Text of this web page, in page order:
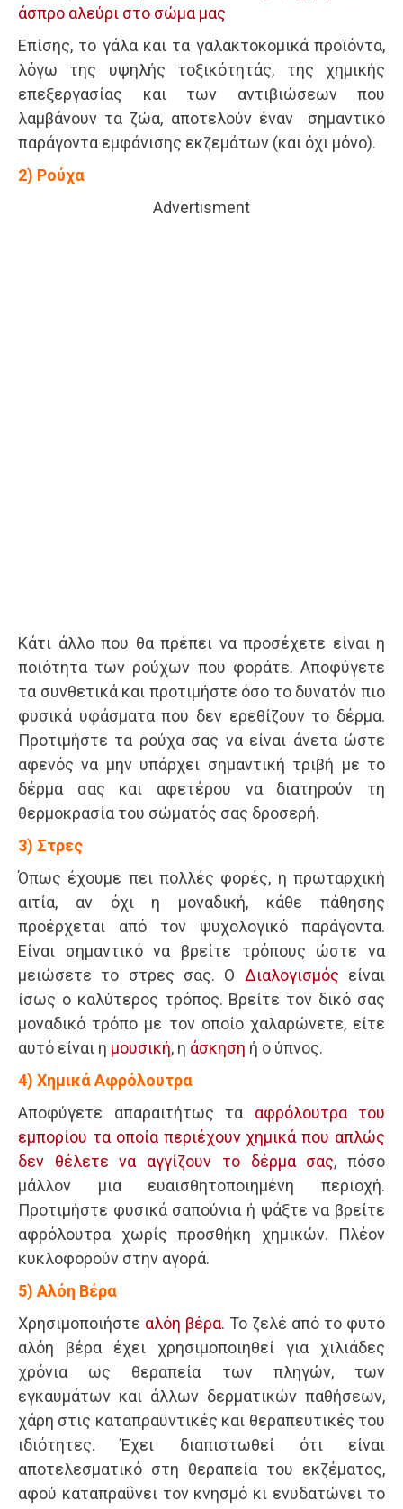
άσπρο αλεύρι στο σώμα μας
Επίσης, το γάλα και τα γαλακτοκομικά προϊόντα,
λόγω της υψηλής τοξικότητάς, της χημικής
επεξεργασίας και των αντιβιώσεων που
λαμβάνουν τα ζώα, αποτελούν έναν σημαντικό
παράγοντα εμφάνισης εκζεμάτων (και όχι μόνο).
2) Ρούχα
Advertisment
Κάτι άλλο που θα πρέπει να προσέχετε είναι η
ποιότητα των ρούχων που φοράτε. Αποφύγετε
τα συνθετικά και προτιμήστε όσο το δυνατόν πιο
φυσικά υφάσματα που δεν ερεθίζουν το δέρμα.
Προτιμήστε τα ρούχα σας να είναι άνετα ώστε
αφενός να μην υπάρχει σημαντική τριβή με το
δέρμα σας και αφετέρου να διατηρούν τη
θερμοκρασία του σώματός σας δροσερή.
3) Στρες
Όπως έχουμε πει πολλές φορές, η πρωταρχική
αιτία, αν όχι η μοναδική, κάθε πάθησης
προέρχεται από τον ψυχολογικό παράγοντα.
Είναι σημαντικό να βρείτε τρόπους ώστε να
μειώσετε το στρες σας. Ο Διαλογισμός είναι
ίσως ο καλύτερος τρόπος. Βρείτε τον δικό σας
μοναδικό τρόπο με τον οποίο χαλαρώνετε, είτε
αυτό είναι η μουσική, η άσκηση ή ο ύπνος.
4) Χημικά Αφρόλουτρα
Αποφύγετε απαραιτήτως τα αφρόλουτρα του
εμπορίου τα οποία περιέχουν χημικά που απλώς
δεν θέλετε να αγγίζουν το δέρμα σας, πόσο
μάλλον μια ευαισθητοποιημένη περιοχή.
Προτιμήστε φυσικά σαπούνια ή ψάξτε να βρείτε
αφρόλουτρα χωρίς προσθήκη χημικών. Πλέον
κυκλοφορούν στην αγορά.
5) Αλόη Βέρα
Χρησιμοποιήστε αλόη βέρα. Το ζελέ από το φυτό
αλόη βέρα έχει χρησιμοποιηθεί για χιλιάδες
χρόνια ως θεραπεία των πληγών, των
εγκαυμάτων και άλλων δερματικών παθήσεων,
χάρη στις καταπραϋντικές και θεραπευτικές του
ιδιότητες. Έχει διαπιστωθεί ότι είναι
αποτελεσματικό στη θεραπεία του εκζέματος,
αφού καταπραΰνει τον κνησμό κι ενυδατώνει το